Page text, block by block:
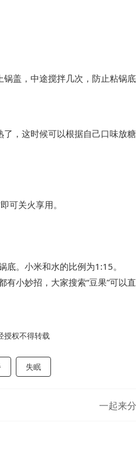
盖，中途搅拌几次，防止粘锅底
，这时候可以根据自己口味放
可关火享用。
。小米和水的比例为1:15。
小妙招，大家搜索“豆果”可以
授权不得转载
失眠
一起来